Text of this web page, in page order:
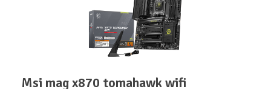
msi mag x870 tomahawk wifi